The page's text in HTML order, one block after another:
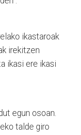
ikastaroak
irekitzen
ikasi ere ikasi
egun osoan.
talde giro